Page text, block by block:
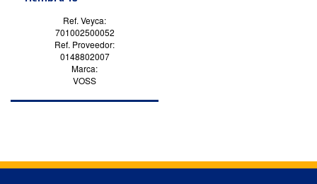
Ref. Veyca:
701002500052
Ref. Proveedor:
0148802007
Marca:
VOSS